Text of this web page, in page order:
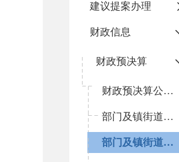
建议提案办理
财政信息
财政预决算
财政预决算公开平台
部门及镇街道预算
部门及镇街道决算